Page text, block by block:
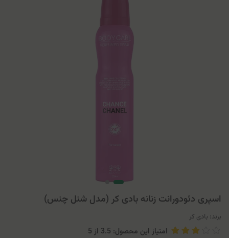
اسپری دئودورانت زنانه بادی کر (مدل شنل چنس)
برند: بادی کر
امتیاز این محصول: 3.5 از 5